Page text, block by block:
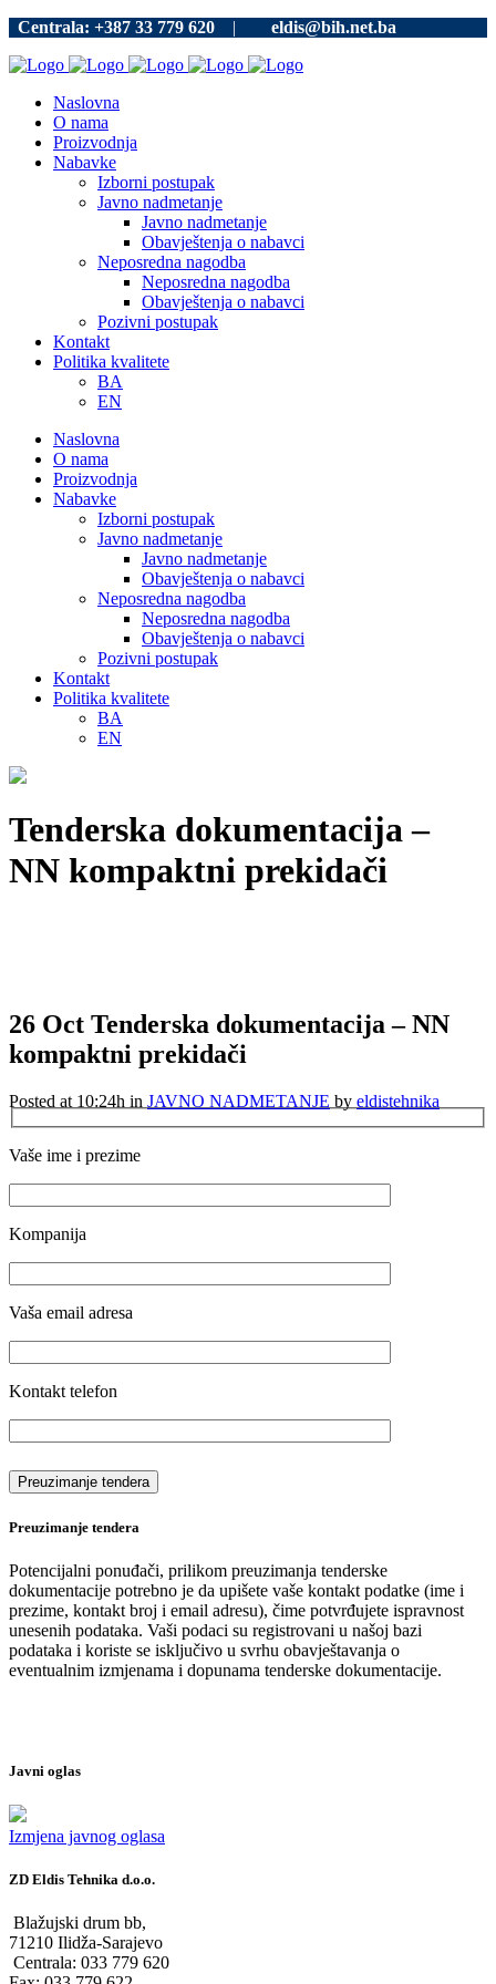
Centrala: +387 33 779 620 | eldis@bih.net.ba
Naslovna
O nama
Proizvodnja
Nabavke
Izborni postupak
Javno nadmetanje
Javno nadmetanje
Obavještenja o nabavci
Neposredna nagodba
Neposredna nagodba
Obavještenja o nabavci
Pozivni postupak
Kontakt
Politika kvalitete
BA
EN
Naslovna
O nama
Proizvodnja
Nabavke
Izborni postupak
Javno nadmetanje
Javno nadmetanje
Obavještenja o nabavci
Neposredna nagodba
Neposredna nagodba
Obavještenja o nabavci
Pozivni postupak
Kontakt
Politika kvalitete
BA
EN
Tenderska dokumentacija –
NN kompaktni prekidači
26 Oct Tenderska dokumentacija – NN
kompaktni prekidači
Posted at 10:24h in JAVNO NADMETANJE by eldistehnika
Vaše ime i prezime
Kompanija
Vaša email adresa
Kontakt telefon
Preuzimanje tendera
Potencijalni ponuđači, prilikom preuzimanja tenderske
dokumentacije potrebno je da upišete vaše kontakt podatke (ime i
prezime, kontakt broj i email adresu), čime potvrđujete ispravnost
unesenih podataka. Vaši podaci su registrovani u našoj bazi
podataka i koriste se isključivo u svrhu obavještavanja o
eventualnim izmjenama i dopunama tenderske dokumentacije.
Javni oglas
Izmjena javnog oglasa
ZD Eldis Tehnika d.o.o.
Blažujski drum bb,
71210 Ilidža-Sarajevo
Centrala: 033 779 620